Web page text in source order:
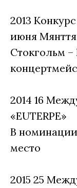
2013
июня
Стокгольм
2014 16
«EUTERPE»
В
место
2015 25